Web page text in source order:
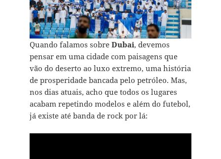
Quando falamos sobre Dubai, devemos
pensar em uma cidade com paisagens que
vão do deserto ao luxo extremo, uma história
de prosperidade bancada pelo petróleo. Mas,
nos dias atuais, acho que todos os lugares
acabam repetindo modelos e além do futebol,
já existe até banda de rock por lá: